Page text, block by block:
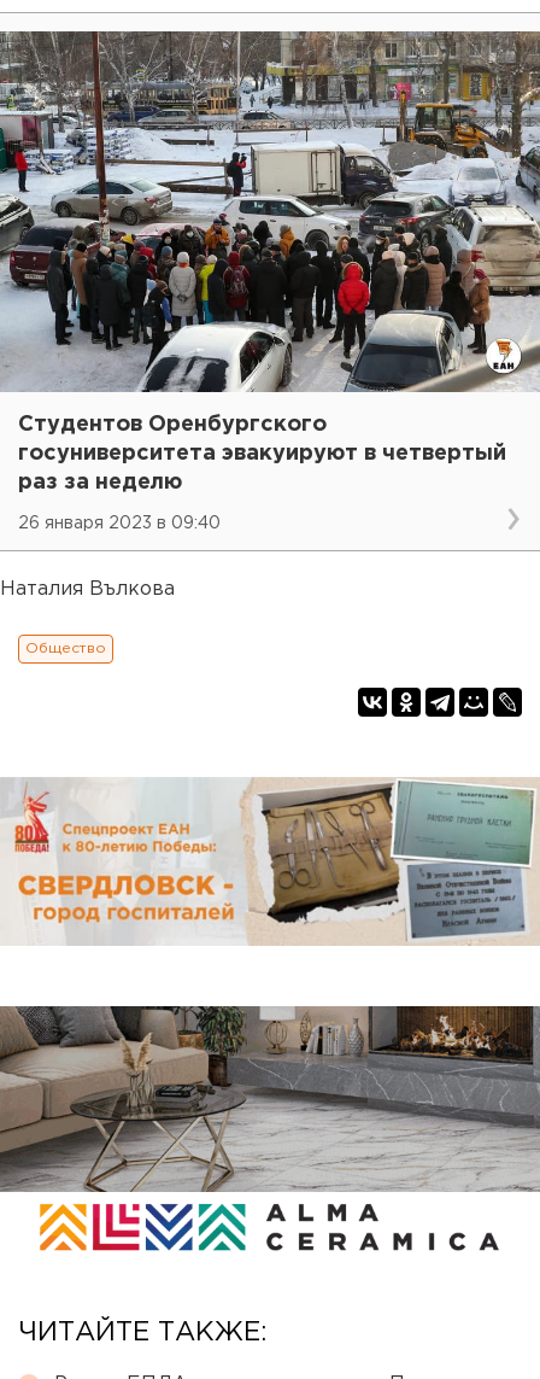
Студентов Оренбургского
госуниверситета эвакуируют в четвертый
раз за неделю
26 января 2023 в 09:40
Наталия Вълкова
Общество
ЧИТАЙТЕ ТАКЖЕ: